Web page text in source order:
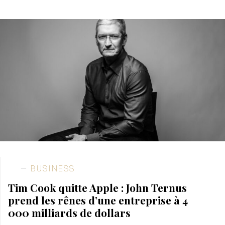
BUSINESS
Tim Cook quitte Apple : John Ternus
prend les rênes d’une entreprise à 4
000 milliards de dollars